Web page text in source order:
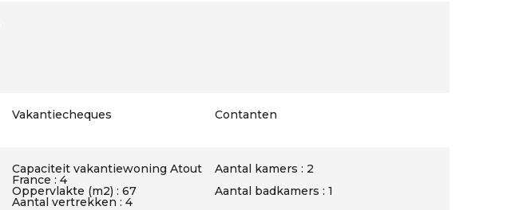
Vakantiecheques Contanten
Capaciteit vakantiewoning Atout
France : 4
Aantal kamers : 2
Oppervlakte (m2) : 67 Aantal badkamers : 1
Aantal vertrekken : 4